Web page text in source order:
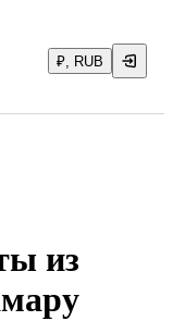
₽, RUB
из